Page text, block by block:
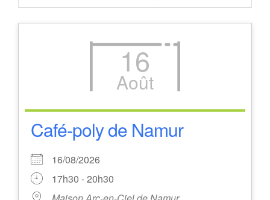
16
Août
Café-poly de Namur
16/08/2026
17h30 - 20h30